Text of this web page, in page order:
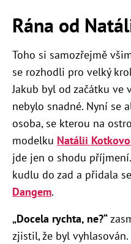
Rána od
Toho si samozřejmě
se rozhodli pro velký
Jakub byl od začátku ve
nebylo snadné. Nyní se
osoba, se kterou na
modelku Natálii
jde jen o shodu
kudlu do zad a přidala
Dangem.
„Docela rychta, ne?“
zjistil, že byl